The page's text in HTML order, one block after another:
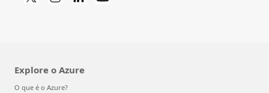
Explore o Azure
O que é o Azure?